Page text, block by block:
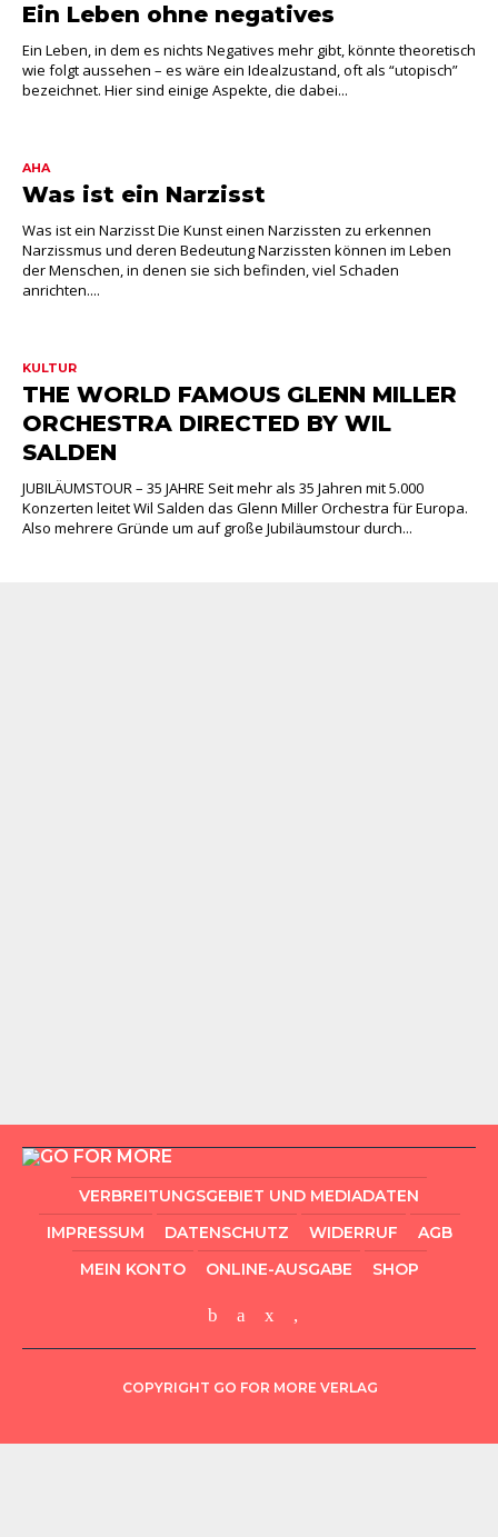
Ein Leben ohne negatives
Ein Leben, in dem es nichts Negatives mehr gibt, könnte theoretisch
wie folgt aussehen – es wäre ein Idealzustand, oft als “utopisch”
bezeichnet. Hier sind einige Aspekte, die dabei...
AHA
Was ist ein Narzisst
Was ist ein Narzisst Die Kunst einen Narzissten zu erkennen
Narzissmus und deren Bedeutung Narzissten können im Leben
der Menschen, in denen sie sich befinden, viel Schaden
anrichten....
KULTUR
THE WORLD FAMOUS GLENN MILLER
ORCHESTRA DIRECTED BY WIL
SALDEN
JUBILÄUMSTOUR – 35 JAHRE Seit mehr als 35 Jahren mit 5.000
Konzerten leitet Wil Salden das Glenn Miller Orchestra für Europa.
Also mehrere Gründe um auf große Jubiläumstour durch...
VERBREITUNGSGEBIET UND MEDIADATEN
IMPRESSUM
DATENSCHUTZ WIDERRUF
AGB
MEIN KONTO
ONLINE-AUSGABE SHOP
COPYRIGHT GO FOR MORE VERLAG